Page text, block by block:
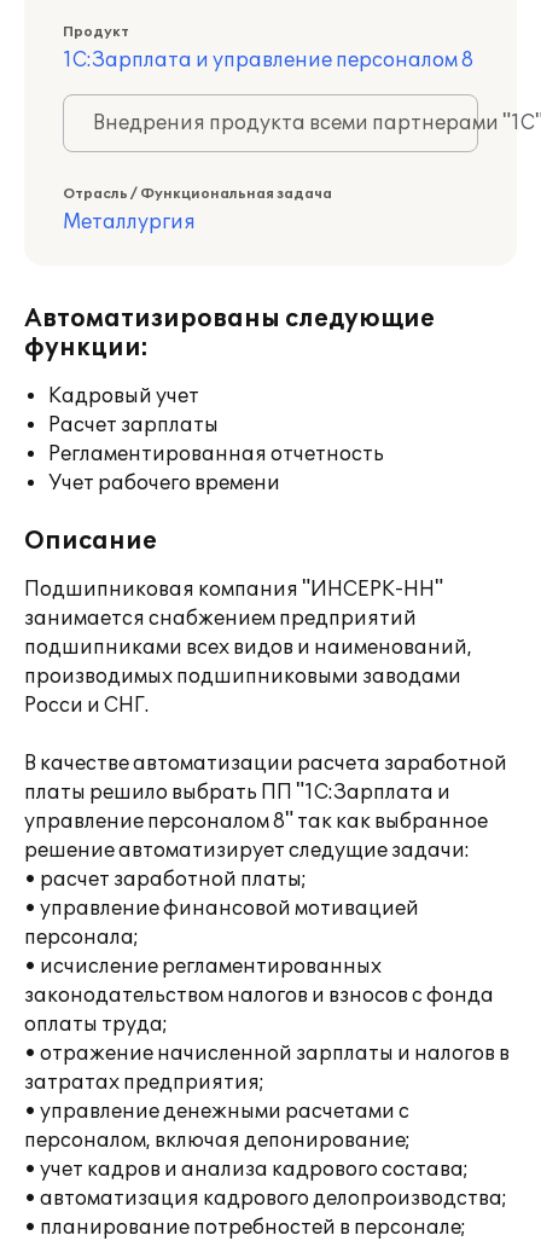
Продукт
1С:Зарплата и управление персоналом 8
Внедрения продукта всеми партнерами
Отрасль / Функциональная задача
Металлургия
Автоматизированы следующие
функции:
Кадровый учет
Расчет зарплаты
Регламентированная отчетность
Учет рабочего времени
Описание
Подшипниковая компания "ИНСЕРК-НН"
занимается снабжением предприятий
подшипниками всех видов и наименований,
производимых подшипниковыми заводами
Росси и СНГ.
В качестве автоматизации расчета заработной
платы решило выбрать ПП "1С:Зарплата и
управление персоналом 8" так как выбранное
решение автоматизирует следущие задачи:
• расчет заработной платы;
• управление финансовой мотивацией
персонала;
• исчисление регламентированных
законодательством налогов и взносов с фонда
оплаты труда;
• отражение начисленной зарплаты и налогов в
затратах предприятия;
• управление денежными расчетами с
персоналом, включая депонирование;
• учет кадров и анализа кадрового состава;
• автоматизация кадрового делопроизводства;
• планирование потребностей в персонале;